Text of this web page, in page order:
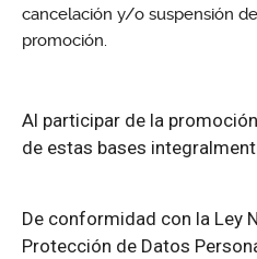
cancelación y/o suspensión
promoción.
Al participar de la
de estas bases
De conformidad con la Ley
Protección de Datos